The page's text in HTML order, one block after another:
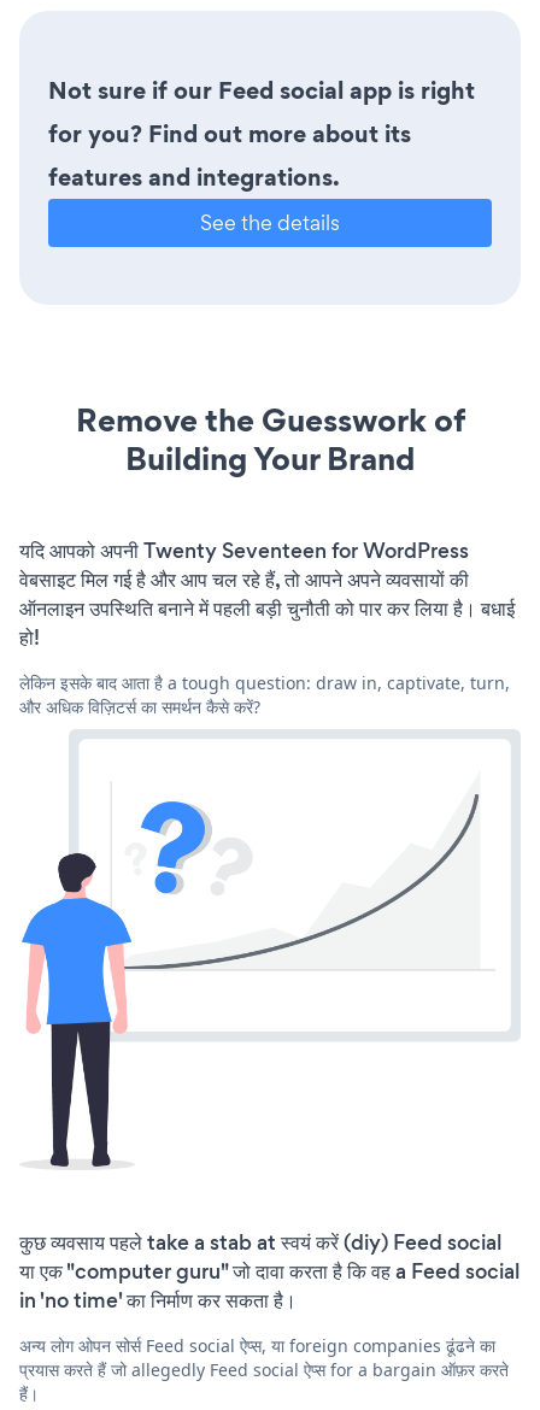
Not sure if our Feed social app is right
for you? Find out more about its
features and integrations.
See the details
Remove the Guesswork of
Building Your Brand
यदि आपको अपनी Twenty Seventeen for WordPress
वेबसाइट मिल गई है और आप चल रहे हैं, तो आपने अपने व्यवसायों की
ऑनलाइन उपस्थिति बनाने में पहली बड़ी चुनौती को पार कर लिया है। बधाई
हो!
लेकिन इसके बाद आता है a tough question: draw in, captivate, turn,
और अधिक विज़िटर्स का समर्थन कैसे करें?
कुछ व्यवसाय पहले take a stab at स्वयं करें (diy) Feed social
या एक "computer guru" जो दावा करता है कि वह a Feed social
in 'no time' का निर्माण कर सकता है।
अन्य लोग ओपन सोर्स Feed social ऐप्स, या foreign companies ढूंढने का
प्रयास करते हैं जो allegedly Feed social ऐप्स for a bargain ऑफ़र करते
हैं।